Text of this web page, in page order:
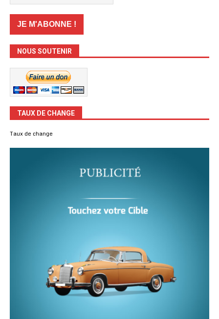
NOUS SOUTENIR
TAUX DE CHANGE
Taux de change